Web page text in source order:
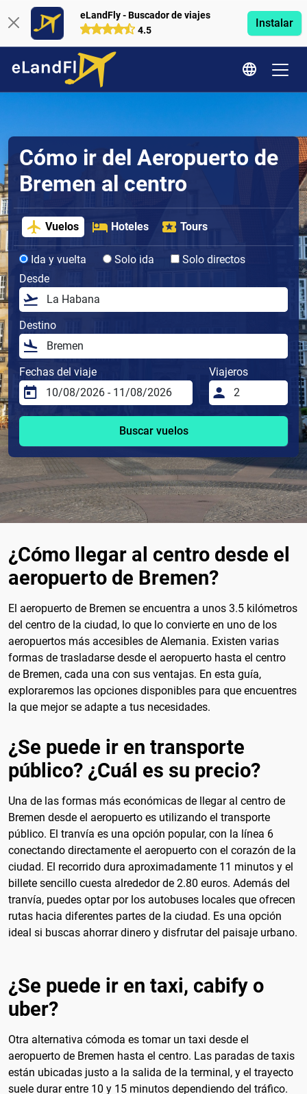
eLandFly - Buscador de viajes
4.5
Instalar
Cómo ir del Aeropuerto de
Bremen al centro
Vuelos Hoteles Tours
Ida y vuelta Solo ida
Solo directos
Desde
Destino
Fechas del viaje Viajeros
Buscar vuelos
¿Cómo llegar al centro desde el
aeropuerto de Bremen?
El aeropuerto de Bremen se encuentra a unos 3.5 kilómetros
del centro de la ciudad, lo que lo convierte en uno de los
aeropuertos más accesibles de Alemania. Existen varias
formas de trasladarse desde el aeropuerto hasta el centro
de Bremen, cada una con sus ventajas. En esta guía,
exploraremos las opciones disponibles para que encuentres
la que mejor se adapte a tus necesidades.
¿Se puede ir en transporte
público? ¿Cuál es su precio?
Una de las formas más económicas de llegar al centro de
Bremen desde el aeropuerto es utilizando el transporte
público. El tranvía es una opción popular, con la línea 6
conectando directamente el aeropuerto con el corazón de la
ciudad. El recorrido dura aproximadamente 11 minutos y el
billete sencillo cuesta alrededor de 2.80 euros. Además del
tranvía, puedes optar por los autobuses locales que ofrecen
rutas hacia diferentes partes de la ciudad. Es una opción
ideal si buscas ahorrar dinero y disfrutar del paisaje urbano.
¿Se puede ir en taxi, cabify o
uber?
Otra alternativa cómoda es tomar un taxi desde el
aeropuerto de Bremen hasta el centro. Las paradas de taxis
están ubicadas justo a la salida de la terminal, y el trayecto
suele durar entre 10 y 15 minutos dependiendo del tráfico.